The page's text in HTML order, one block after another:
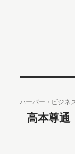
ハーバー・ビジネ
高本尊通